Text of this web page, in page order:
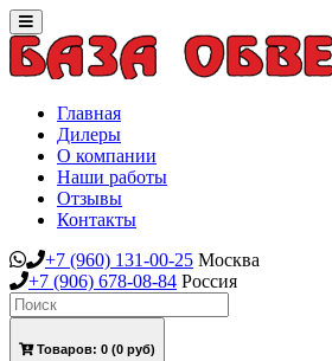
Toggle
navigation
Главная
Дилеры
О компании
Наши работы
Отзывы
Контакты
+7 (960) 131-00-25 Москва
+7 (906) 678-08-84 Россия
Товаров: 0 (0 руб)